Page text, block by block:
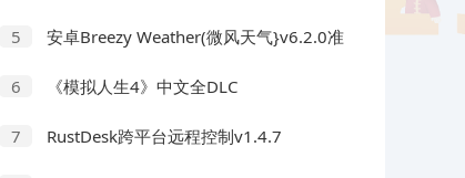
5
安卓Breezy Weather(微风天气}v6.2.0准
6 《模拟人生4》中文全DLC
7 RustDesk跨平台远程控制v1.4.7